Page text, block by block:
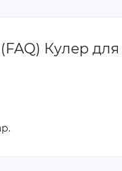
(FAQ) Кулер